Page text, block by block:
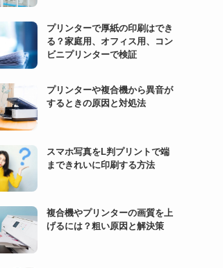
プリンターで厚紙の印刷はでき
る？家庭用、オフィス用、コン
ビニプリンターで検証
プリンターや複合機から異音が
するときの原因と対処法
スマホ写真をL判プリントで端
まできれいに印刷する方法
複合機やプリンターの画質を上
げるには？粗い原因と解決策